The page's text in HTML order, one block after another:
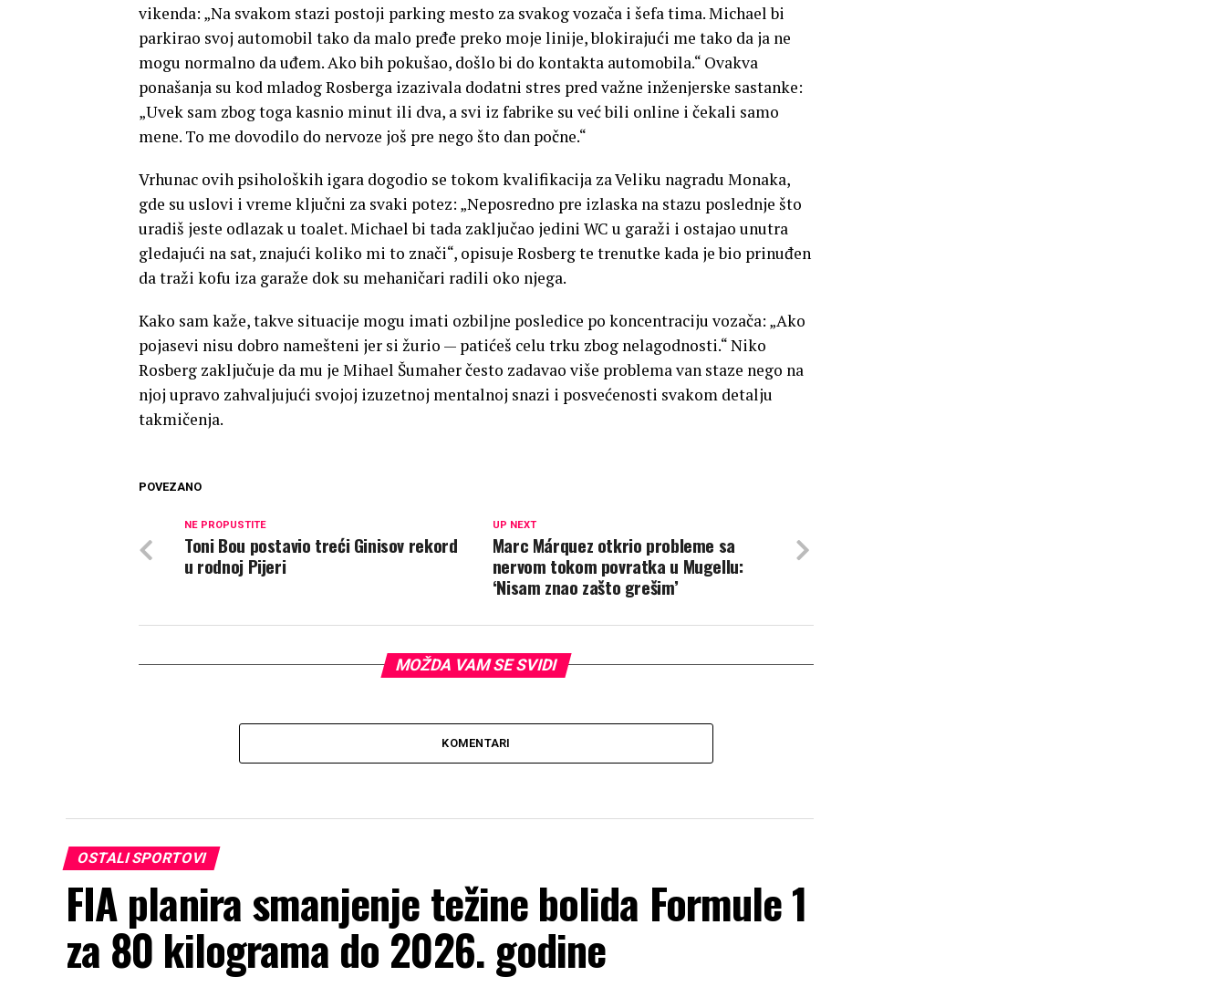
vikenda: „Na svakom stazi postoji parking mesto za svakog vozača i šefa tima. Michael bi
parkirao svoj automobil tako da malo pređe preko moje linije, blokirajući me tako da ja ne
mogu normalno da uđem. Ako bih pokušao, došlo bi do kontakta automobila.“ Ovakva
ponašanja su kod mladog Rosberga izazivala dodatni stres pred važne inženjerske sastanke:
„Uvek sam zbog toga kasnio minut ili dva, a svi iz fabrike su već bili online i čekali samo
mene. To me dovodilo do nervoze još pre nego što dan počne.“
Vrhunac ovih psiholoških igara dogodio se tokom kvalifikacija za Veliku nagradu Monaka,
gde su uslovi i vreme ključni za svaki potez: „Neposredno pre izlaska na stazu poslednje što
uradiš jeste odlazak u toalet. Michael bi tada zaključao jedini WC u garaži i ostajao unutra
gledajući na sat, znajući koliko mi to znači“, opisuje Rosberg te trenutke kada je bio prinuđen
da traži kofu iza garaže dok su mehaničari radili oko njega.
Kako sam kaže, takve situacije mogu imati ozbiljne posledice po koncentraciju vozača: „Ako
pojasevi nisu dobro namešteni jer si žurio — patićeš celu trku zbog nelagodnosti.“ Niko
Rosberg zaključuje da mu je Mihael Šumaher često zadavao više problema van staze nego na
njoj upravo zahvaljujući svojoj izuzetnoj mentalnoj snazi i posvećenosti svakom detalju
takmičenja.
POVEZANO
UP NEXT
Marc Márquez otkrio probleme sa
nervom tokom povratka u Mugellu:
‘Nisam znao zašto grešim’
NE PROPUSTITE
Toni Bou postavio treći Ginisov rekord
u rodnoj Pijeri
MOŽDA VAM SE SVIDI
KOMENTARI
OSTALI SPORTOVI
FIA planira smanjenje težine bolida Formule 1
za 80 kilograma do 2026. godine